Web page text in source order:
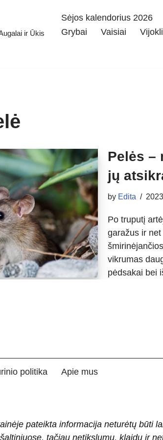
ir Ūkis
Sėjos kalendorius 2026
Grybai
Vaisiai
Pelės –
jų
by Edita
Po truputį
garažus ir
vikrumas
pėdsakai bei
politika Apie mus
pateikta informacija neturėtų būti
tačiau netikslumų, klaidų ir